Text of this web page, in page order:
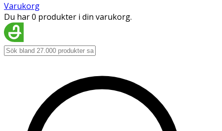
Varukorg
Du har 0 produkter i din varukorg.